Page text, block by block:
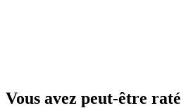
Vous avez peut-être raté